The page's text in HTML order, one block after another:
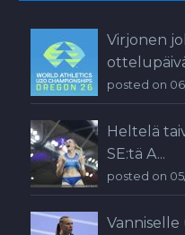
Virjonen
posted on
Heltelä
SE:tä A...
posted on
Vanniselle